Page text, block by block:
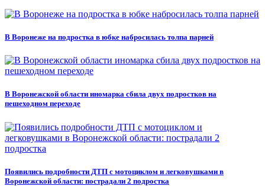
В Воронеже на подростка в юбке набросилась толпа парней
В Воронежской области иномарка сбила двух подростков на
пешеходном переходе
Появились подробности ДТП с мотоциклом и легковушками в
Воронежской области: пострадали 2 подростка